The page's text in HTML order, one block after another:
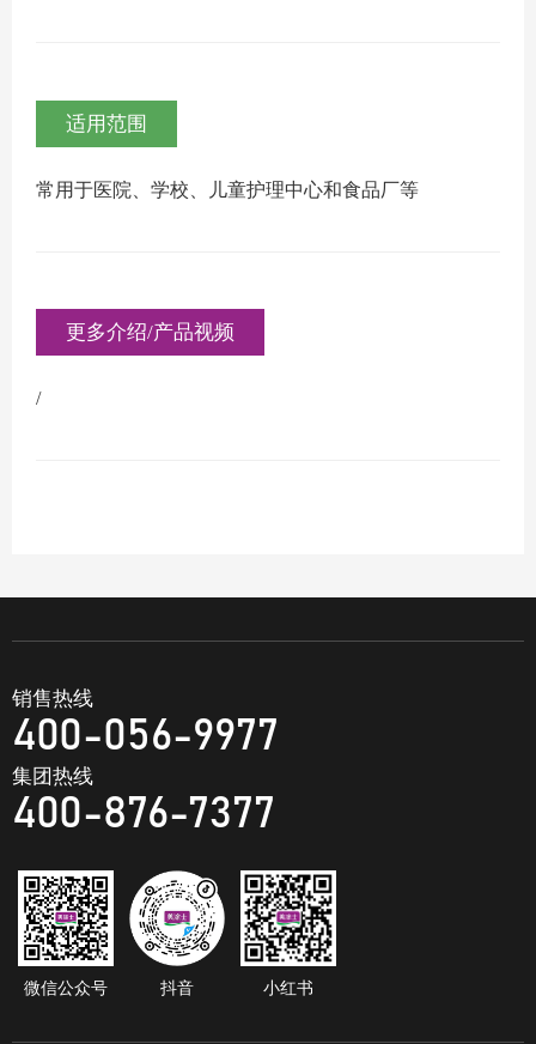
适用范围
常用于医院、学校、儿童护理中心和食品厂等
更多介绍/产品视频
/
销售热线
400-056-9977
集团热线
400-876-7377
微信公众号 抖音 小红书